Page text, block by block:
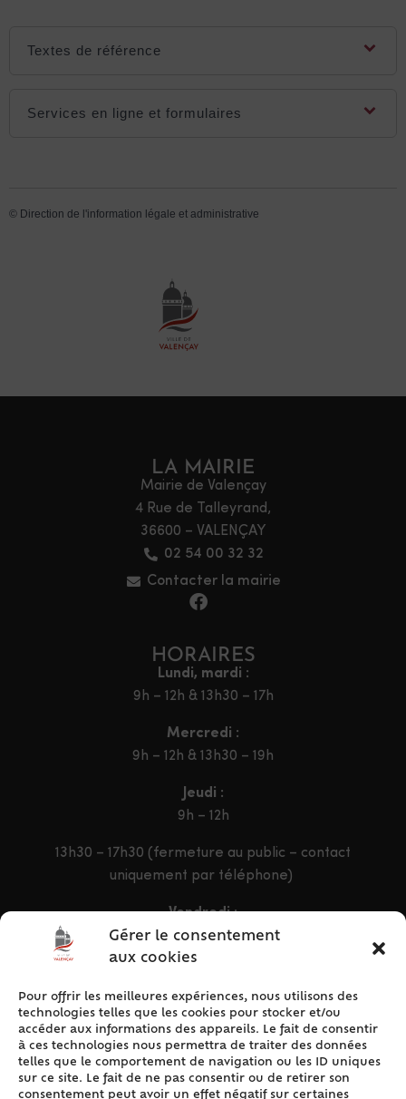
Gérer le consentement
aux cookies
Pour offrir les meilleures expériences, nous utilisons des
technologies telles que les cookies pour stocker et/ou
accéder aux informations des appareils. Le fait de consentir
à ces technologies nous permettra de traiter des données
telles que le comportement de navigation ou les ID uniques
sur ce site. Le fait de ne pas consentir ou de retirer son
consentement peut avoir un effet négatif sur certaines
Textes de référence
Services en ligne et formulaires
© Direction de l'information légale et administrative
LA MAIRIE
Mairie de Valençay
4 Rue de Talleyrand,
36600 – VALENÇAY
02 54 00 32 32
Contacter la mairie
HORAIRES
Lundi, mardi :
9h – 12h & 13h30 – 17h
Mercredi :
9h – 12h & 13h30 – 19h
Jeudi :
9h – 12h
13h30 – 17h30 (fermeture au public – contact
uniquement par téléphone)
Vendredi :
9h – 12h & 13h30 – 16h30
ACCÈS RAPIDE
Accueil
Contact
Plan du site